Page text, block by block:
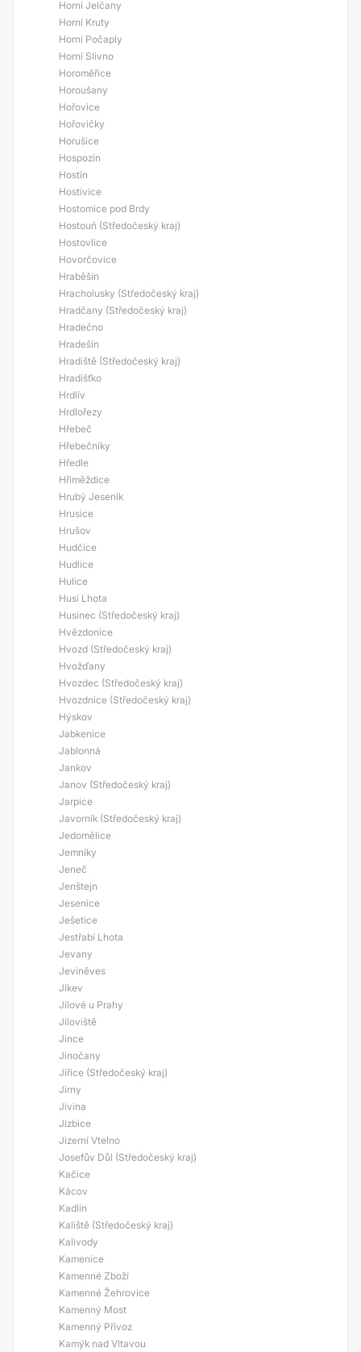
Horní Jelčany
Horní Kruty
Horní Počaply
Horní Slivno
Horoměřice
Horoušany
Hořovice
Hořovičky
Horušice
Hospozín
Hostín
Hostivice
Hostomice pod Brdy
Hostouň (Středočeský kraj)
Hostovlice
Hovorčovice
Hraběšín
Hracholusky (Středočeský kraj)
Hradčany (Středočeský kraj)
Hradečno
Hradešín
Hradiště (Středočeský kraj)
Hradišťko
Hrdlív
Hrdlořezy
Hřebeč
Hřebečníky
Hředle
Hřiměždice
Hrubý Jeseník
Hrusice
Hrušov
Hudčice
Hudlice
Hulice
Husí Lhota
Husinec (Středočeský kraj)
Hvězdonice
Hvozd (Středočeský kraj)
Hvožďany
Hvozdec (Středočeský kraj)
Hvozdnice (Středočeský kraj)
Hýskov
Jabkenice
Jablonná
Jankov
Janov (Středočeský kraj)
Jarpice
Javorník (Středočeský kraj)
Jedomělice
Jemníky
Jeneč
Jenštejn
Jesenice
Ješetice
Jestřabí Lhota
Jevany
Jeviněves
Jíkev
Jílové u Prahy
Jíloviště
Jince
Jinočany
Jiřice (Středočeský kraj)
Jirny
Jivina
Jizbice
Jizerní Vtelno
Josefův Důl (Středočeský kraj)
Kačice
Kácov
Kadlín
Kaliště (Středočeský kraj)
Kalivody
Kamenice
Kamenné Zboží
Kamenné Žehrovice
Kamenný Most
Kamenný Přívoz
Kamýk nad Vltavou